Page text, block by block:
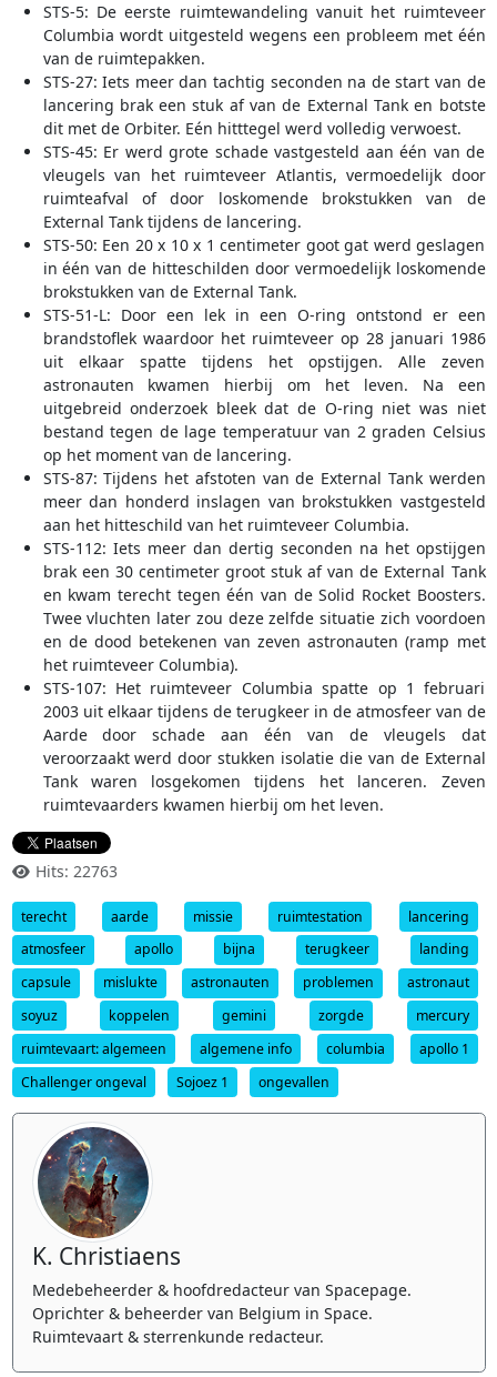
STS-5: De eerste ruimtewandeling vanuit het ruimteveer
Columbia wordt uitgesteld wegens een probleem met één
van de ruimtepakken.
STS-27: Iets meer dan tachtig seconden na de start van de
lancering brak een stuk af van de External Tank en botste
dit met de Orbiter. Eén hitttegel werd volledig verwoest.
STS-45: Er werd grote schade vastgesteld aan één van de
vleugels van het ruimteveer Atlantis, vermoedelijk door
ruimteafval of door loskomende brokstukken van de
External Tank tijdens de lancering.
STS-50: Een 20 x 10 x 1 centimeter goot gat werd geslagen
in één van de hitteschilden door vermoedelijk loskomende
brokstukken van de External Tank.
STS-51-L: Door een lek in een O-ring ontstond er een
brandstoflek waardoor het ruimteveer op 28 januari 1986
uit elkaar spatte tijdens het opstijgen. Alle zeven
astronauten kwamen hierbij om het leven. Na een
uitgebreid onderzoek bleek dat de O-ring niet was niet
bestand tegen de lage temperatuur van 2 graden Celsius
op het moment van de lancering.
STS-87: Tijdens het afstoten van de External Tank werden
meer dan honderd inslagen van brokstukken vastgesteld
aan het hitteschild van het ruimteveer Columbia.
STS-112: Iets meer dan dertig seconden na het opstijgen
brak een 30 centimeter groot stuk af van de External Tank
en kwam terecht tegen één van de Solid Rocket Boosters.
Twee vluchten later zou deze zelfde situatie zich voordoen
en de dood betekenen van zeven astronauten (ramp met
het ruimteveer Columbia).
STS-107: Het ruimteveer Columbia spatte op 1 februari
2003 uit elkaar tijdens de terugkeer in de atmosfeer van de
Aarde door schade aan één van de vleugels dat
veroorzaakt werd door stukken isolatie die van de External
Tank waren losgekomen tijdens het lanceren. Zeven
ruimtevaarders kwamen hierbij om het leven.
Hits: 22763
terecht aarde missie ruimtestation
lancering
atmosfeer
apollo bijna terugkeer
landing
capsule
mislukte astronauten problemen
astronaut
soyuz
koppelen gemini zorgde
mercury
ruimtevaart: algemeen
algemene info columbia
apollo 1
Challenger ongeval
Sojoez 1 ongevallen
K. Christiaens
Medebeheerder & hoofdredacteur van Spacepage.
Oprichter & beheerder van Belgium in Space.
Ruimtevaart & sterrenkunde redacteur.